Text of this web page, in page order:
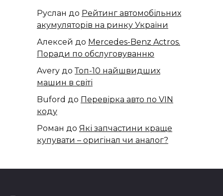
Руслан до Рейтинг автомобільних
акумуляторів на ринку України
Алексей до ​​Mercedes-Benz Actros.
Поради по обслуговуванню
Avery доТоп-10 найшвидших
машин в світі
Buford до Перевірка авто по VIN
коду
Роман до Які запчастини краще
купувати – оригінал чи аналог?